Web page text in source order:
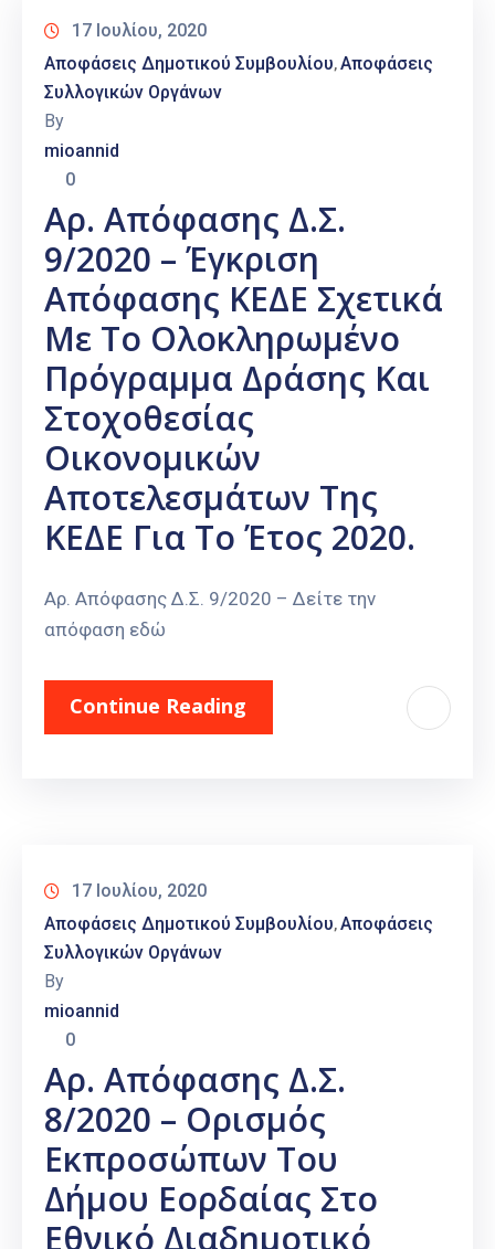
17 Ιουλίου, 2020
Αποφάσεις Δημοτικού Συμβουλίου‚Αποφάσεις
Συλλογικών Οργάνων
By
mioannid
0
Αρ. Απόφασης Δ.Σ.
9/2020 – Έγκριση
Απόφασης ΚΕΔΕ Σχετικά
Με Το Ολοκληρωμένο
Πρόγραμμα Δράσης Και
Στοχοθεσίας
Οικονομικών
Αποτελεσμάτων Της
ΚΕΔΕ Για Το Έτος 2020.
Αρ. Απόφασης Δ.Σ. 9/2020 – Δείτε την
απόφαση εδώ
Continue Reading
17 Ιουλίου, 2020
Αποφάσεις Δημοτικού Συμβουλίου‚Αποφάσεις
Συλλογικών Οργάνων
By
mioannid
0
Αρ. Απόφασης Δ.Σ.
8/2020 – Ορισμός
Εκπροσώπων Του
Δήμου Εορδαίας Στο
Εθνικό Διαδημοτικό